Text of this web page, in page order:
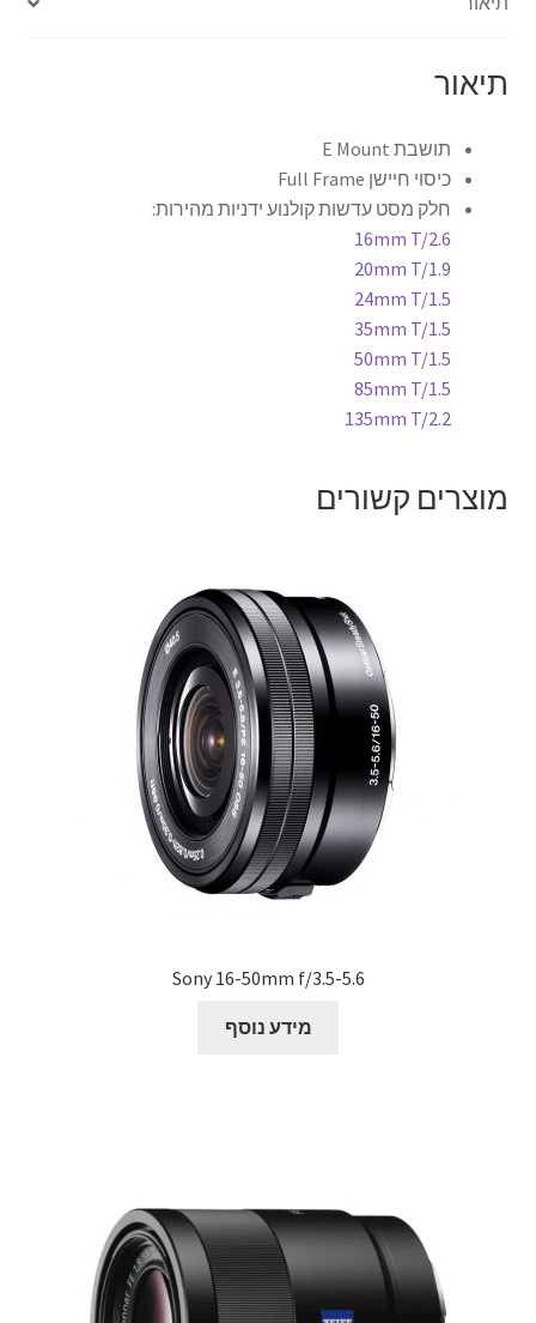
רשימת ציוד
שידור וידאו חי באינטרנט
תיאור
תושבת E Mount
כיסוי חיישן Full Frame
חלק מסט עדשות קולנוע ידניות מהירות:
16mm T/2.6
20mm T/1.9
24mm T/1.5
35mm T/1.5
50mm T/1.5
85mm T/1.5
135mm T/2.2
מוצרים קשורים
Sony 16-50mm f/3.5-5.6
מידע נוסף